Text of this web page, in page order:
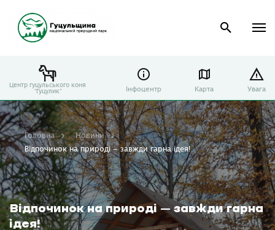
Центр гуцульського коня
"Гуцулик"
Інфоцентр Карта Увага
Відпочинок на природі – завжди гарна
ідея!
Головна
Новини
Відпочинок на природі – завжди гарна ідея!